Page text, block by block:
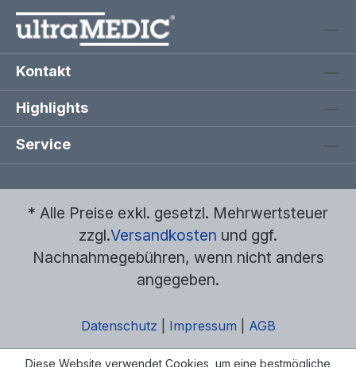
Kontakt
Highlights
Service
* Alle Preise exkl. gesetzl. Mehrwertsteuer
zzgl.Versandkosten und ggf.
Nachnahmegebühren, wenn nicht anders
angegeben.
Datenschutz Impressum AGB
Diese Website verwendet Cookies, um eine bestmögliche